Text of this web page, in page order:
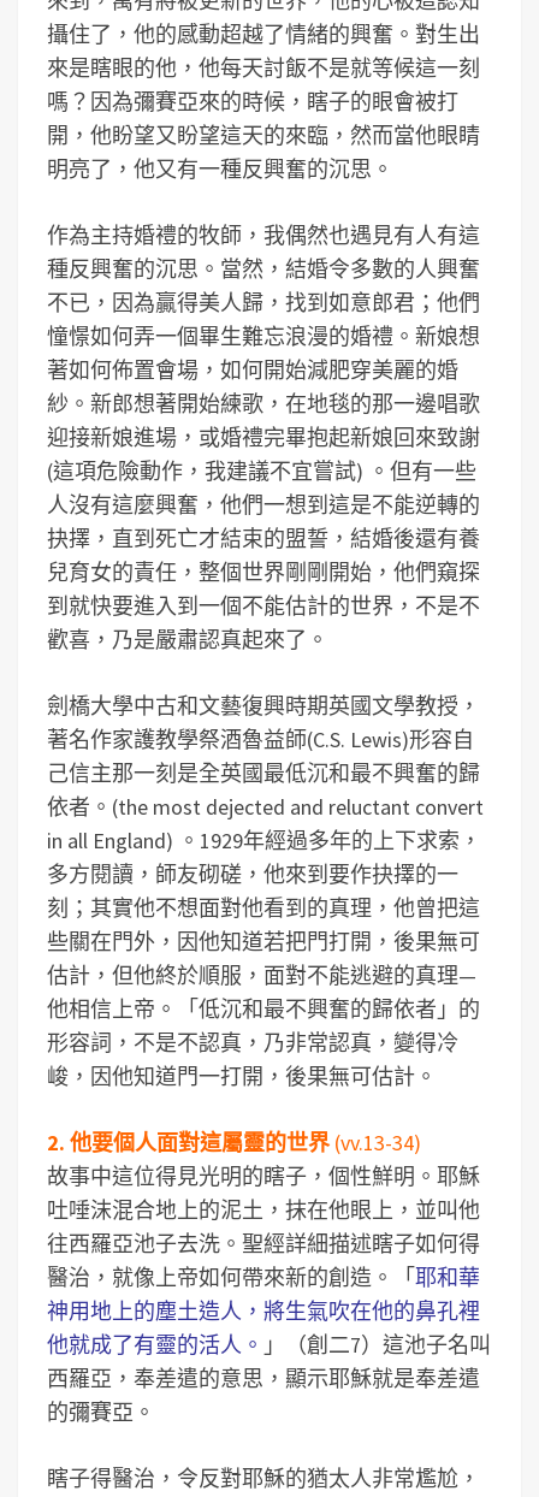
攝住了，他的感動超越了情緒的興奮。對生出
來是瞎眼的他，他每天討飯不是就等候這一刻
嗎？因為彌賽亞來的時候，瞎子的眼會被打
開，他盼望又盼望這天的來臨，然而當他眼睛
明亮了，他又有一種反興奮的沉思。
作為主持婚禮的牧師，我偶然也遇見有人有這
種反興奮的沉思。當然，結婚令多數的人興奮
不已，因為贏得美人歸，找到如意郎君；他們
憧憬如何弄一個畢生難忘浪漫的婚禮。新娘想
著如何佈置會場，如何開始減肥穿美麗的婚
紗。新郎想著開始練歌，在地毯的那一邊唱歌
迎接新娘進場，或婚禮完畢抱起新娘回來致謝
(這項危險動作，我建議不宜嘗試) 。但有一些
人沒有這麼興奮，他們一想到這是不能逆轉的
抉擇，直到死亡才結束的盟誓，結婚後還有養
兒育女的責任，整個世界剛剛開始，他們窺探
到就快要進入到一個不能估計的世界，不是不
歡喜，乃是嚴肅認真起來了。
劍橋大學中古和文藝復興時期英國文學教授，
著名作家護教學祭酒魯益師(C.S. Lewis)形容自
己信主那一刻是全英國最低沉和最不興奮的歸
依者。(the most dejected and reluctant convert
in all England) 。1929年經過多年的上下求索，
多方閱讀，師友砌磋，他來到要作抉擇的一
刻；其實他不想面對他看到的真理，他曾把這
些關在門外，因他知道若把門打開，後果無可
估計，但他終於順服，面對不能逃避的真理—
他相信上帝。「低沉和最不興奮的歸依者」的
形容詞，不是不認真，乃非常認真，變得冷
峻，因他知道門一打開，後果無可估計。
2. 他要個人面對這屬靈的世界 (vv.13-34)
故事中這位得見光明的瞎子，個性鮮明。耶穌
吐唾沫混合地上的泥土，抹在他眼上，並叫他
往西羅亞池子去洗。聖經詳細描述瞎子如何得
醫治，就像上帝如何帶來新的創造。「耶和華
神用地上的塵土造人，將生氣吹在他的鼻孔裡
他就成了有靈的活人。 」（創二7）這池子名叫
西羅亞，奉差遣的意思，顯示耶穌就是奉差遣
的彌賽亞。
瞎子得醫治，令反對耶穌的猶太人非常尷尬，